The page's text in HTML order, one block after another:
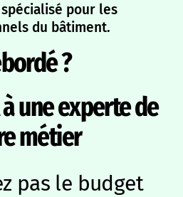
Pro
d’actu
pour les
du bâtiment.
?
une experte de
métier
pas le budget